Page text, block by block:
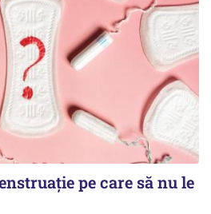
pe care să nu le